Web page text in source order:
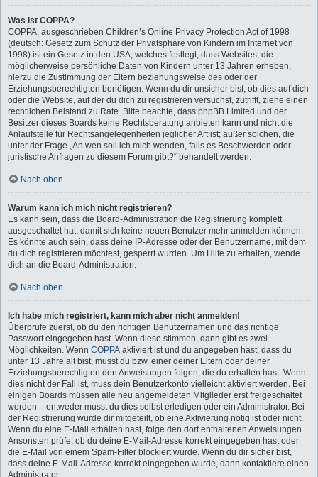
Was ist COPPA?
COPPA, ausgeschrieben Children’s Online Privacy Protection Act of 1998
(deutsch: Gesetz zum Schutz der Privatsphäre von Kindern im Internet von
1998) ist ein Gesetz in den USA, welches festlegt, dass Websites, die
möglicherweise persönliche Daten von Kindern unter 13 Jahren erheben,
hierzu die Zustimmung der Eltern beziehungsweise des oder der
Erziehungsberechtigten benötigen. Wenn du dir unsicher bist, ob dies auf dich
oder die Website, auf der du dich zu registrieren versuchst, zutrifft, ziehe einen
rechtlichen Beistand zu Rate. Bitte beachte, dass phpBB Limited und der
Besitzer dieses Boards keine Rechtsberatung anbieten kann und nicht die
Anlaufstelle für Rechtsangelegenheiten jeglicher Art ist; außer solchen, die
unter der Frage „An wen soll ich mich wenden, falls es Beschwerden oder
juristische Anfragen zu diesem Forum gibt?“ behandelt werden.
Nach oben
Warum kann ich mich nicht registrieren?
Es kann sein, dass die Board-Administration die Registrierung komplett
ausgeschaltet hat, damit sich keine neuen Benutzer mehr anmelden können.
Es könnte auch sein, dass deine IP-Adresse oder der Benutzername, mit dem
du dich registrieren möchtest, gesperrt wurden. Um Hilfe zu erhalten, wende
dich an die Board-Administration.
Nach oben
Ich habe mich registriert, kann mich aber nicht anmelden!
Überprüfe zuerst, ob du den richtigen Benutzernamen und das richtige
Passwort eingegeben hast. Wenn diese stimmen, dann gibt es zwei
Möglichkeiten. Wenn COPPA aktiviert ist und du angegeben hast, dass du
unter 13 Jahre alt bist, musst du bzw. einer deiner Eltern oder deiner
Erziehungsberechtigten den Anweisungen folgen, die du erhalten hast. Wenn
dies nicht der Fall ist, muss dein Benutzerkonto vielleicht aktiviert werden. Bei
einigen Boards müssen alle neu angemeldeten Mitglieder erst freigeschaltet
werden – entweder musst du dies selbst erledigen oder ein Administrator. Bei
der Registrierung wurde dir mitgeteilt, ob eine Aktivierung nötig ist oder nicht.
Wenn du eine E-Mail erhalten hast, folge den dort enthaltenen Anweisungen.
Ansonsten prüfe, ob du deine E-Mail-Adresse korrekt eingegeben hast oder
die E-Mail von einem Spam-Filter blockiert wurde. Wenn du dir sicher bist,
dass deine E-Mail-Adresse korrekt eingegeben wurde, dann kontaktiere einen
Administrator.